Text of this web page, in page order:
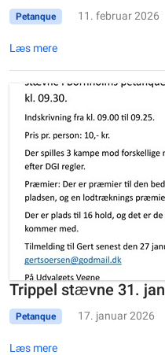
Petanque 11. februar 2026
Læs mere
Trippel stævne 31.
Petanque 17. januar 2026
Læs mere